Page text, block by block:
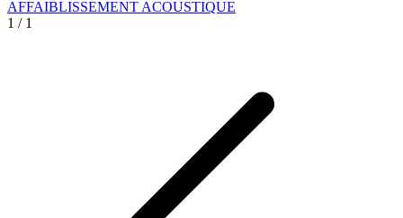
AFFAIBLISSEMENT ACOUSTIQUE
1 / 1